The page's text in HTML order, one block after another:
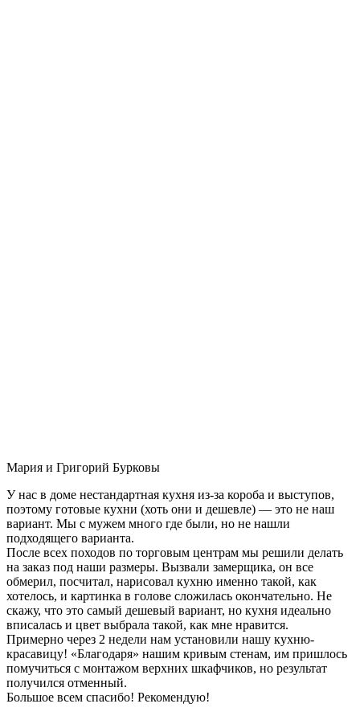
Мария и Григорий Бурковы
У нас в доме нестандартная кухня из-за короба и выступов,
поэтому готовые кухни (хоть они и дешевле) — это не наш
вариант. Мы с мужем много где были, но не нашли
подходящего варианта.
После всех походов по торговым центрам мы решили делать
на заказ под наши размеры. Вызвали замерщика, он все
обмерил, посчитал, нарисовал кухню именно такой, как
хотелось, и картинка в голове сложилась окончательно. Не
скажу, что это самый дешевый вариант, но кухня идеально
вписалась и цвет выбрала такой, как мне нравится.
Примерно через 2 недели нам установили нашу кухню-
красавицу! «Благодаря» нашим кривым стенам, им пришлось
помучиться с монтажом верхних шкафчиков, но результат
получился отменный.
Большое всем спасибо! Рекомендую!